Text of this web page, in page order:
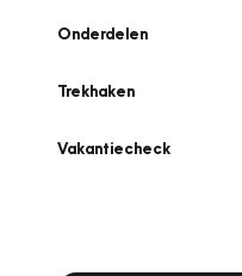
Onderdelen
Trekhaken
Vakantiecheck